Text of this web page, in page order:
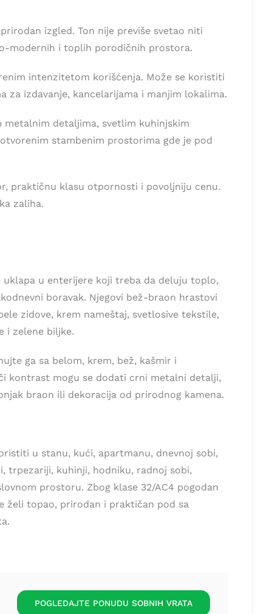
izgled. Ton nije previše svetao niti
modernih i toplih porodičnih prostora.
intenzitetom korišćenja. Može se koristiti
za izdavanje, kancelarijama i manjim lokalima.
metalnim detaljima, svetlim kuhinjskim
stambenim prostorima gde je pod
praktičnu klasu otpornosti i povoljniju cenu.
zaliha.
uklapa u enterijere koji treba da deluju toplo,
boravak. Njegovi bež-braon hrastovi
zidove, krem nameštaj, svetlosive tekstile,
i zelene biljke.
ga sa belom, krem, bež, kašmir i
kontrast mogu se dodati crni metalni detalji,
braon ili dekoracija od prirodnog kamena.
u stanu, kući, apartmanu, dnevnoj sobi,
trpezariji, kuhinji, hodniku, radnoj sobi,
prostoru. Zbog klase 32/AC4 pogodan
želi topao, prirodan i praktičan pod sa
POGLEDAJTE PONUDU SOBNIH VRATA